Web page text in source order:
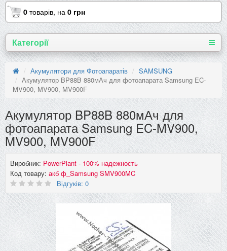
0 товарів, на 0 грн
Категорії
Акумулятори для Фотоапаратів
SAMSUNG
Акумулятор BP88B 880мАч для фотоапарата Samsung EC-
MV900, MV900, MV900F
Акумулятор BP88B 880мАч для
фотоапарата Samsung EC-MV900,
MV900, MV900F
Виробник: PowerPlant - 100% надежность
Код товару: акб ф_Samsung SMV900MC
Відгуків: 0